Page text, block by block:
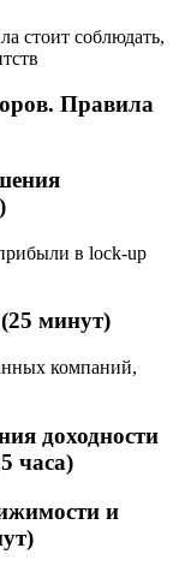
стоит соблюдать,
Правила
в lock-up
минут)
компаний,
доходности
часа)
и